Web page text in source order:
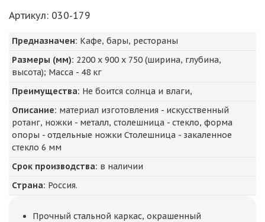
Артикул: 030-179
Предназначен: Кафе, бары, рестораны
Размеры (мм): 2200 х 900 х 750 (ширина, глубина,
высота); Масса - 48 кг
Преимущества: Не боится солнца и влаги,
Описание: материал изготовления - искусственный
ротанг, ножки - металл, столешница - стекло, форма
опоры - отдельные ножки Столешница - закаленное
стекло 6 мм
Срок производства: в наличии
Страна: Россия.
Прочный стальной каркас, окрашенный